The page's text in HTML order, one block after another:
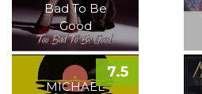
Bad To Be
Good
MICHAEL
7.5